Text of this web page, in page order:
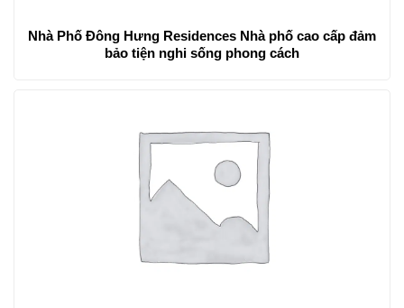
Nhà Phố Đông Hưng Residences Nhà phố cao cấp đảm
bảo tiện nghi sống phong cách